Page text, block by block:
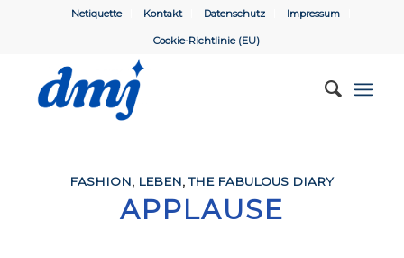
Netiquette Kontakt Datenschutz Impressum
Cookie-Richtlinie (EU)
FASHION, LEBEN,THE FABULOUS DIARY
APPLAUSE